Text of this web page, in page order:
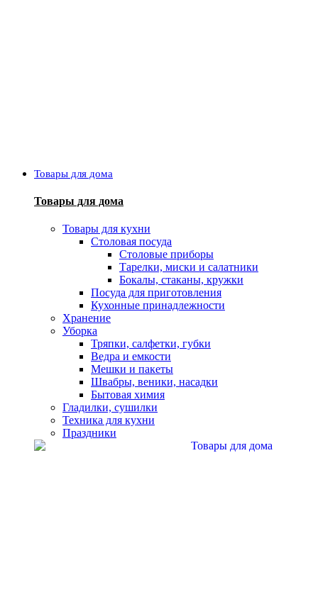
Товары для дома
Товары для дома
Товары для кухни
Столовая посуда
Столовые приборы
Тарелки, миски и салатники
Бокалы, стаканы, кружки
Посуда для приготовления
Кухонные принадлежности
Хранение
Уборка
Тряпки, салфетки, губки
Ведра и емкости
Мешки и пакеты
Швабры, веники, насадки
Бытовая химия
Гладилки, сушилки
Техника для кухни
Праздники